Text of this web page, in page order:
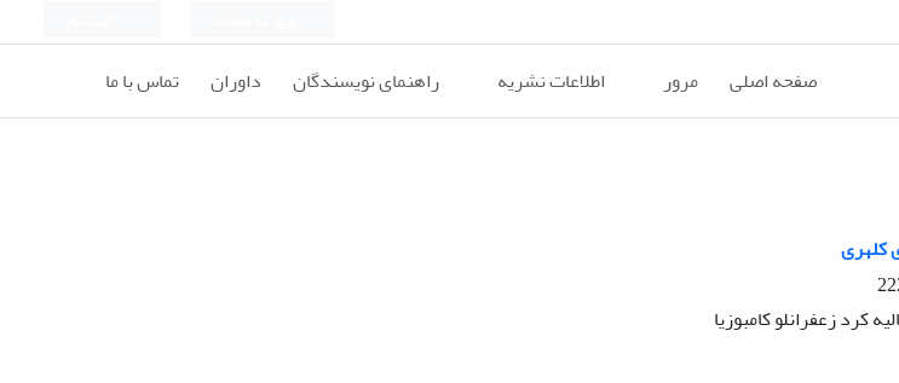
صفحه اصلی مرور اطلاعات نشریه راهنمای نویسندگان داوران تماس با ما
‌کلهر‌ی
کرد زعفرانلو کامبوزیا